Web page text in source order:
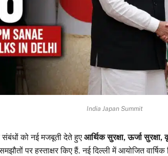
India Japan Summit
संबंधों को नई मजबूती देते हुएआर्थिक सुरक्षा, ऊर्जा सुरक्षा,
पर हस्ताक्षर किए हैं. नई दिल्ली में आयोजित वार्षिक